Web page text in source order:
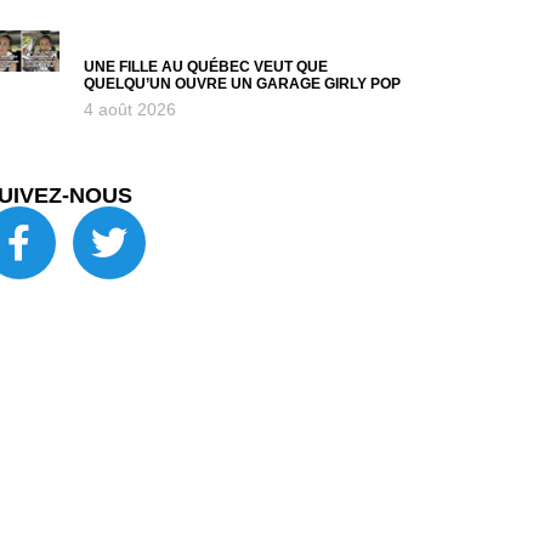
UNE FILLE AU QUÉBEC VEUT QUE
QUELQU’UN OUVRE UN GARAGE GIRLY POP
4 août 2026
NOUS